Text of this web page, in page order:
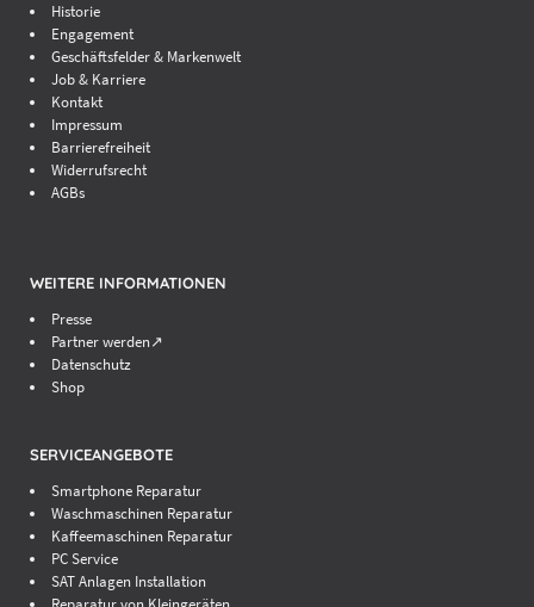
Historie
Engagement
Geschäftsfelder & Markenwelt
Job & Karriere
Kontakt
Impressum
Barrierefreiheit
Widerrufsrecht
AGBs
WEITERE INFORMATIONEN
Presse
Partner werden↗
Datenschutz
Shop
SERVICEANGEBOTE
Smartphone Reparatur
Waschmaschinen Reparatur
Kaffeemaschinen Reparatur
PC Service
SAT Anlagen Installation